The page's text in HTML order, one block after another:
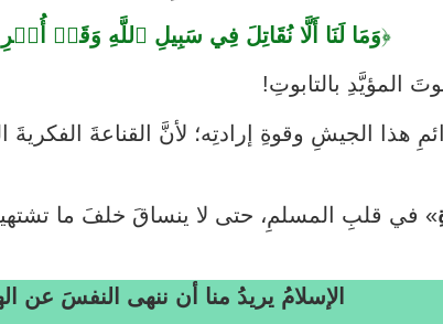
﴿وَمَا لَنَا أَلَّا نُقَاتِلَ فِي سَبِيلِ ٱللَّهِ وَقَدۡ
بالتابوتِ!
هذا الجيشِ وقوةِ إرادتِه؛ لأنَّ القناعةَ
» في قلبِ المسلمِ، حتى لا ينساقَ خلفَ ما
الإسلامُ يريدُ منا أن ننهى النفسَ عن